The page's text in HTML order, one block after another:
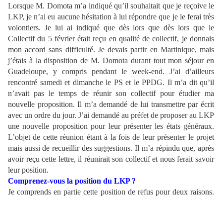
Lorsque M. Domota m’a indiqué qu’il souhaitait que je reçoive le
LKP, je n’ai eu aucune hésitation à lui répondre que je le ferai très
volontiers. Je lui ai indiqué que dès lors que dès lors que le
Collectif du 5 février était reçu en qualité de collectif, je donnais
mon accord sans difficulté. Je devais partir en Martinique, mais
j’étais à la disposition de M. Domota durant tout mon séjour en
Guadeloupe, y compris pendant le week-end. J’ai d’ailleurs
rencontré samedi et dimanche le PS et le PPDG. Il m’a dit qu’il
n’avait pas le temps de réunir son collectif pour étudier ma
nouvelle proposition. Il m’a demandé de lui transmettre par écrit
avec un ordre du jour. J’ai demandé au préfet de proposer au LKP
une nouvelle proposition pour leur présenter les états généraux.
L’objet de cette réunion étant à la fois de leur présenter le projet
mais aussi de recueillir des suggestions. Il m’a répindu que, après
avoir reçu cette lettre, il réunirait son collectif et nous ferait savoir
leur position.
Comprenez-vous la position du LKP ?
Je comprends en partie cette position de refus pour deux raisons.